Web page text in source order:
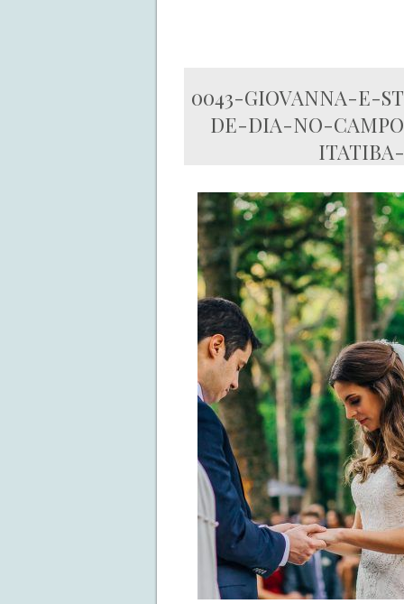
0043-GIOVANNA-E-
DE-DIA-NO-